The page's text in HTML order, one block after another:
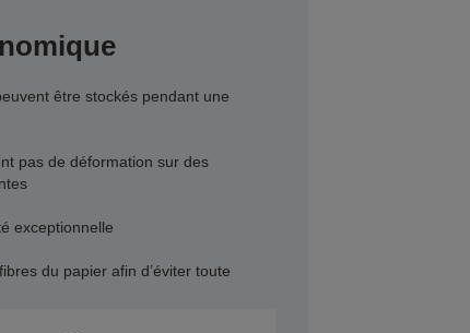
être stockés pendant une
pas de déformation sur des
exceptionnelle
du papier afin d’éviter toute